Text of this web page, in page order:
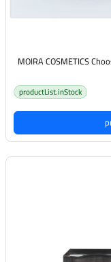
MOIRA COSMETICS
productList.inStock